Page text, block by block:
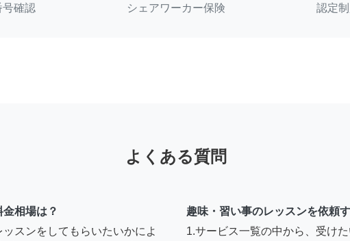
号確認 シェアワーカー保険 認定
よくある質問
相場は？
スンをしてもらいたいかによ
趣味・習い事のレッスンを依頼
1.サービス一覧の中から、受け